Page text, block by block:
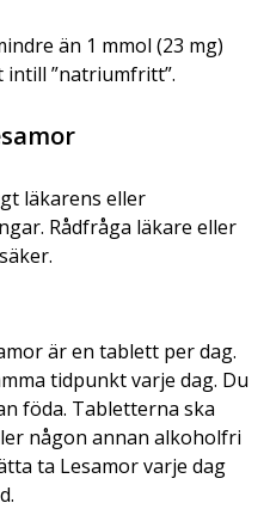
än 1 mmol (23 mg)
intill ”natriumfritt”.
läkarens eller
Rådfråga läkare eller
är en tablett per dag.
tidpunkt varje dag. Du
föda. Tabletterna ska
någon annan alkoholfri
ta Lesamor varje dag